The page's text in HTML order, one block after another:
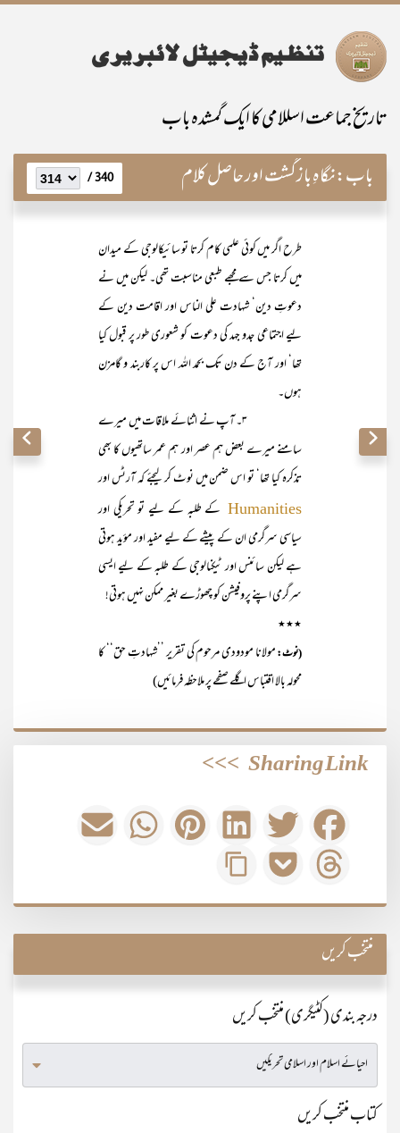
تاریخ جماعت اسللامی کا ایک گمشدہ باب
باب:نگاہِ بازگشت اور حاصل کلام 340 /
طرح اگر میں کوئی علمی کام کرتا تو سائیکالوجی کے میدان
میں کرتا جس سے مجھے طبعی مناسبت تھی۔ لیکن میں نے
دعوتِ دین‘ شہادت علی الناس اور اقامت دین کے
لیے اجتماعی جدو جہد کی دعوت کو شعوری طور پر قبول کیا
تھا‘ اور آج کے دن تک بحمد اللہ اس پر کاربند و گامزن
ہوں۔
۳۔ آپ نے اثنائے ملاقات میں میرے
سامنے میرے بعض ہم عصر اور ہم عمر ساتھیوں کا بھی
تذکرہ کیا تھا‘ تو اس ضمن میں نوٹ کر لیجئے کہ آرٹس اور
Humanities کے طلبہ کے لیے تو تحریکی اور
سیاسی سرگرمی ان کے پیشے کے لیے مفید اور مؤید ہوتی
ہے لیکن سائنس اور ٹیکنالوجی کے طلبہ کے لیے ایسی
سرگرمی اپنے پروفیشن کو چھوڑے بغیر ممکن نہیں ہوتی!
٭٭٭
(نوٹ:مولانا مودودی مرحوم کی تقریر ’’شہادتِ حق‘‘ کا
محولہ بالا اقتباس اگلے صفحے پر ملاحظہ فرمائیں)
Sharing Link
>>>
منتخب کریں
درجہ بندی (کٹیگری) منتخب کریں
کتاب منتخب کریں